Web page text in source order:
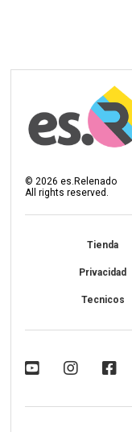
© 2026 es.Relenado
All rights reserved.
Tienda
Privacidad
Tecnicos